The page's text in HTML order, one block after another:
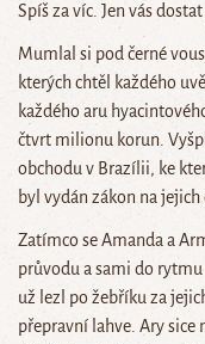
Spíš za víc. Jen vás
Mumlal si pod černé
kterých chtěl každého
každého aru
čtvrt milionu korun.
obchodu v Brazílii, ke
byl vydán zákon na
Zatímco se Amanda a
průvodu a sami do
už lezl po žebříku za
přepravní lahve. Ary sice